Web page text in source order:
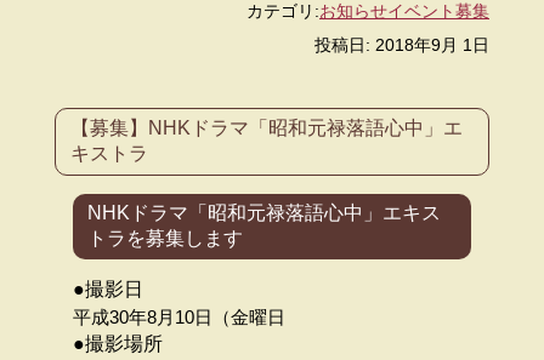
カテゴリ:お知らせイベント募集
投稿日: 2018年9月 1日
【募集】NHKドラマ「昭和元禄落語心中」エ
キストラ
NHKドラマ「昭和元禄落語心中」エキス
トラを募集します
●撮影日
平成30年8月10日（金曜日
●撮影場所